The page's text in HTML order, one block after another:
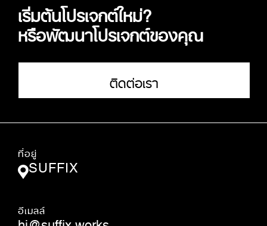
เริ่มต้นโปรเจกต์ใหม่?
หรือพัฒนาโปรเจกต์ของคุณ
ติดต่อเรา
ที่อยู่
SUFFIX
อีเมลล์